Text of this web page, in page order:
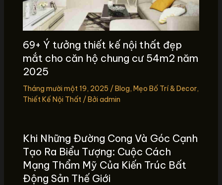
69+ Ý tưởng thiết kế nội thất đẹp
mắt cho căn hộ chung cư 54m2 năm
2025
Tháng mười một 19, 2025 /Blog, Mẹo Bố Trí & Decor,
Thiết Kế Nội Thất/ Bởi admin
Khi Những Đường Cong Và Góc Cạnh
Tạo Ra Biểu Tượng: Cuộc Cách
Mạng Thẩm Mỹ Của Kiến Trúc Bất
Động Sản Thế Giới